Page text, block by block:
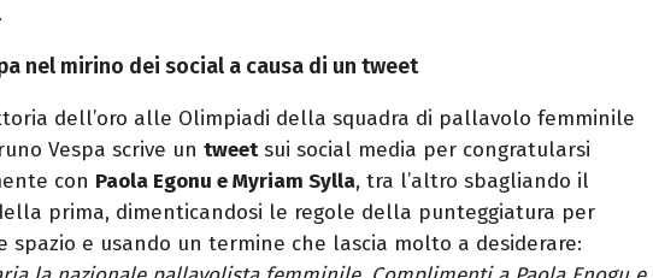
nel mirino dei social a causa di un tweet
dell’oro alle Olimpiadi della squadra di pallavolo femminile
Vespa scrive un tweetsui social media per congratularsi
con Paola Egonu e Myriam Sylla, tra l’altro sbagliando il
prima, dimenticandosi le regole della punteggiatura per
spazio e usando un termine che lascia molto a desiderare: